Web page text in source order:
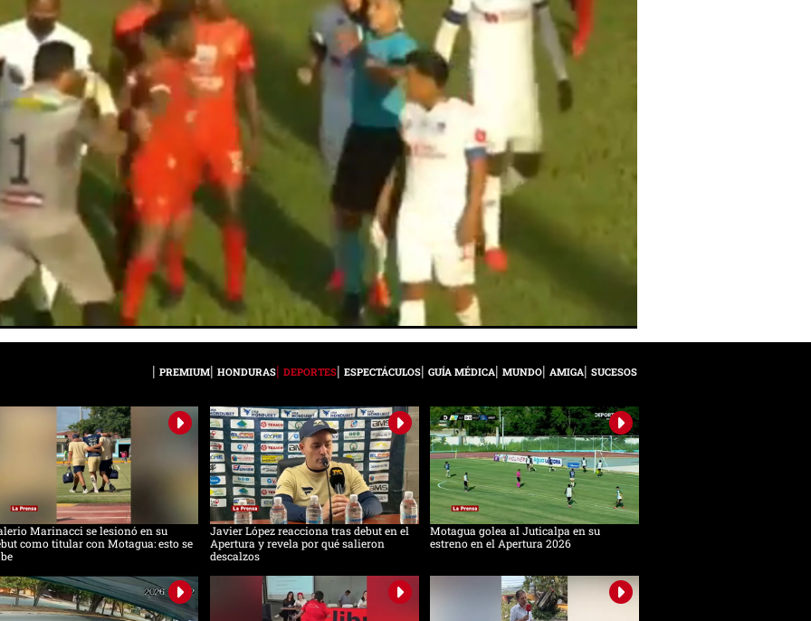
PREMIUM HONDURAS DEPORTES ESPECTÁCULOS GUÍA MÉDICA MUNDO AMIGA SUCESOS
Marinacci se lesionó en su
como titular con Motagua: esto se
Javier López reacciona tras debut en el
Apertura y revela por qué salieron
descalzos
Motagua golea al Juticalpa en su
estreno en el Apertura 2026